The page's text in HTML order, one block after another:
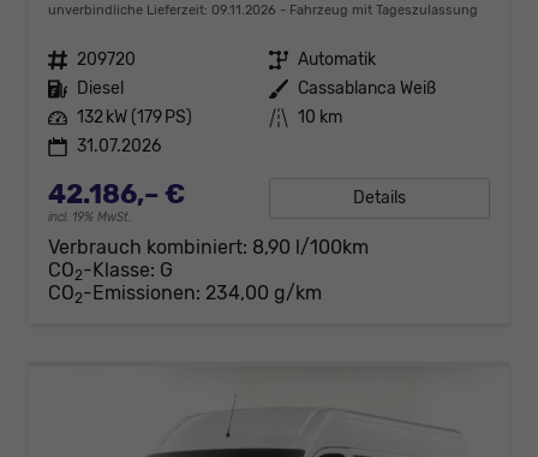
unverbindliche Lieferzeit: 09.11.2026 Fahrzeug mit Tageszulassung
Fahrzeugnr. 209720 Getriebe Automatik
Kraftstoff Diesel Außenfarbe Cassablanca Weiß
Leistung 132 kW (179 PS) Kilometerstand 10 km
31.07.2026
42.186,– €
incl. 19% MwSt.
Details
Verbrauch kombiniert: 8,90 l/100km
CO2-Klasse: G
CO2-Emissionen: 234,00 g/km